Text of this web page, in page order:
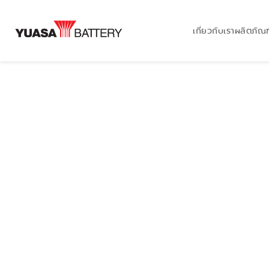
เกี่ยวกับเราผลิตภัณ